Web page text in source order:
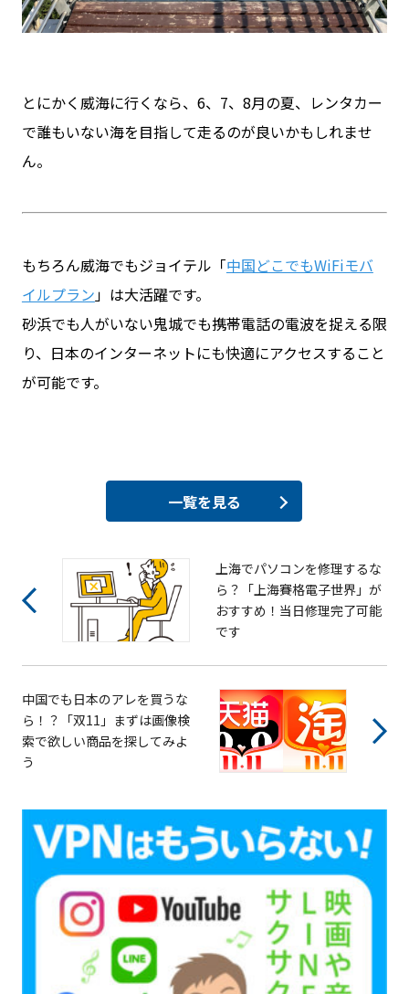
とにかく威海に行くなら、6、7、8月の夏、レンタカー
で誰もいない海を目指して走るのが良いかもしれませ
ん。
もちろん威海でもジョイテル「中国どこでもWiFiモバ
イルプラン」は大活躍です。
砂浜でも人がいない鬼城でも携帯電話の電波を捉える限
り、日本のインターネットにも快適にアクセスすること
が可能です。
一覧を見る
上海でパソコンを修理するな
ら？「上海賽格電子世界」が
おすすめ！当日修理完了可能
です
中国でも日本のアレを買うな
ら！？「双11」まずは画像検
索で欲しい商品を探してみよ
う